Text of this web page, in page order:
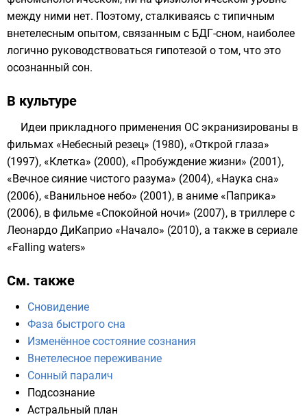
между ними нет. Поэтому, сталкиваясь с типичным
внетелесным опытом, связанным с БДГ-сном, наиболее
логично руководствоваться гипотезой о том, что это
осознанный сон.
В культуре
Идеи прикладного применения ОС экранизированы в
фильмах «Небесный резец» (1980), «Открой глаза»
(1997), «Клетка» (2000), «Пробуждение жизни» (2001),
«Вечное сияние чистого разума» (2004), «Наука сна»
(2006), «Ванильное небо» (2001), в аниме «Паприка»
(2006), в фильме «Спокойной ночи» (2007), в триллере с
Леонардо ДиКаприо «Начало» (2010), а также в сериале
«Falling waters»
См. также
Сновидение
Фаза быстрого сна
Изменённое состояние сознания
Внетелесное переживание
Сонный паралич
Подсознание
Астральный план